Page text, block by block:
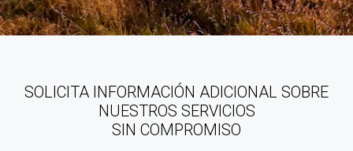
SOLICITA INFORMACIÓN ADICIONAL SOBRE
NUESTROS SERVICIOS
SIN COMPROMISO